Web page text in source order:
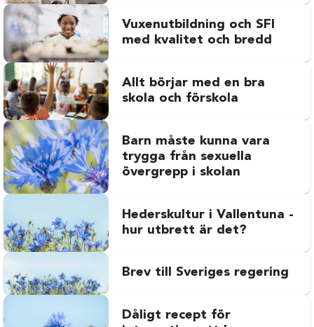
Vuxenutbildning och SFI
med kvalitet och bredd
Allt börjar med en bra
skola och förskola
Barn måste kunna vara
trygga från sexuella
övergrepp i skolan
Hederskultur i Vallentuna -
hur utbrett är det?
Brev till Sveriges regering
Dåligt recept för